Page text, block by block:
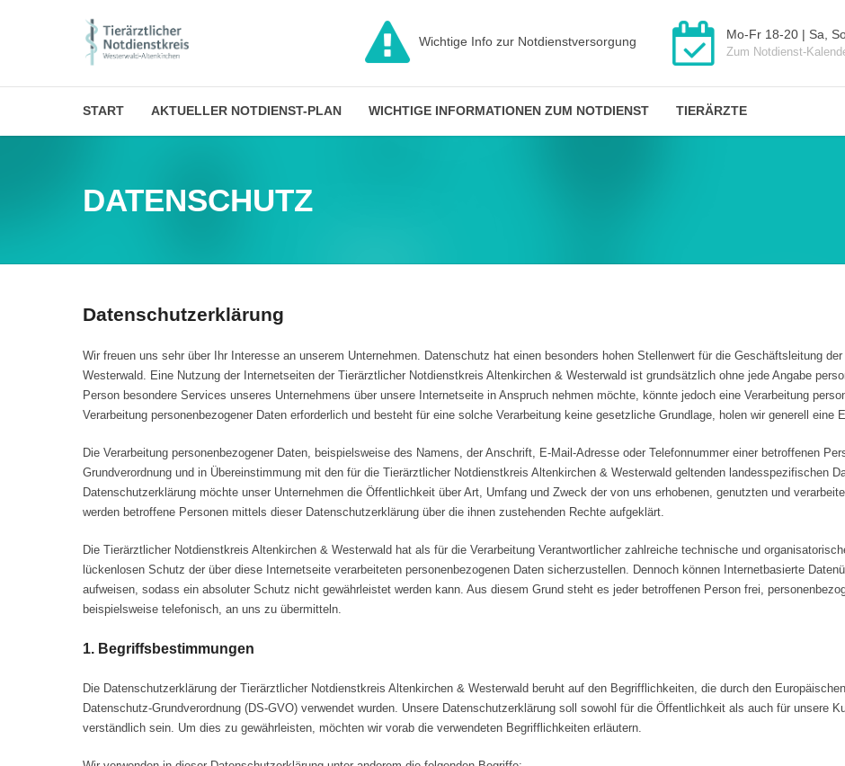
Wichtige Info zur Notdienstversorgung Mo-Fr 18-20 | Sa,
Zum Notdienst-
START AKTUELLER NOTDIENST-PLAN WICHTIGE INFORMATIONEN ZUM NOTDIENST TIERÄRZTE
DATENSCHUTZ
Datenschutzerklärung
Wir freuen uns sehr über Ihr Interesse an unserem Unternehmen. Datenschutz hat einen besonders hohen Stellenwert für die Geschäftsleitung
Westerwald. Eine Nutzung der Internetseiten der Tierärztlicher Notdienstkreis Altenkirchen & Westerwald ist grundsätzlich ohne jede Angabe
Person besondere Services unseres Unternehmens über unsere Internetseite in Anspruch nehmen möchte, könnte jedoch eine Verarbeitung
Verarbeitung personenbezogener Daten erforderlich und besteht für eine solche Verarbeitung keine gesetzliche Grundlage, holen wir generell eine
Die Verarbeitung personenbezogener Daten, beispielsweise des Namens, der Anschrift, E-Mail-Adresse oder Telefonnummer einer betroffenen
Grundverordnung und in Übereinstimmung mit den für die Tierärztlicher Notdienstkreis Altenkirchen & Westerwald geltenden landesspezifischen
Datenschutzerklärung möchte unser Unternehmen die Öffentlichkeit über Art, Umfang und Zweck der von uns erhobenen, genutzten und
werden betroffene Personen mittels dieser Datenschutzerklärung über die ihnen zustehenden Rechte aufgeklärt.
Die Tierärztlicher Notdienstkreis Altenkirchen & Westerwald hat als für die Verarbeitung Verantwortlicher zahlreiche technische und
lückenlosen Schutz der über diese Internetseite verarbeiteten personenbezogenen Daten sicherzustellen. Dennoch können Internetbasierte
aufweisen, sodass ein absoluter Schutz nicht gewährleistet werden kann. Aus diesem Grund steht es jeder betroffenen Person frei,
beispielsweise telefonisch, an uns zu übermitteln.
1. Begriffsbestimmungen
Die Datenschutzerklärung der Tierärztlicher Notdienstkreis Altenkirchen & Westerwald beruht auf den Begrifflichkeiten, die durch den
Datenschutz-Grundverordnung (DS-GVO) verwendet wurden. Unsere Datenschutzerklärung soll sowohl für die Öffentlichkeit als auch für unsere
verständlich sein. Um dies zu gewährleisten, möchten wir vorab die verwendeten Begrifflichkeiten erläutern.